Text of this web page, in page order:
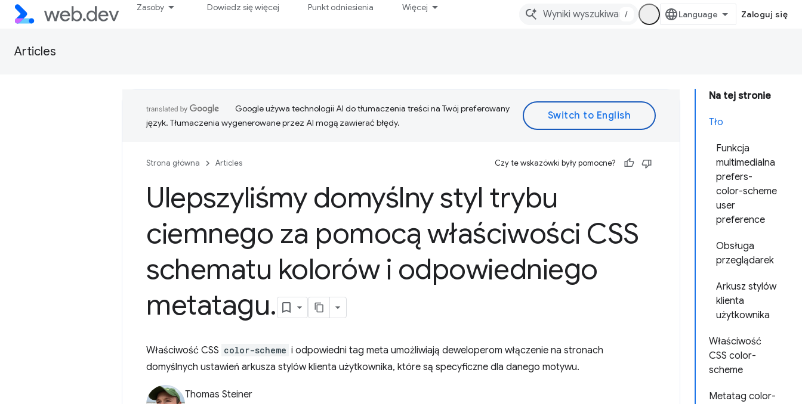
Zasoby Dowiedz się więcej Punkt odniesienia Więcej
/ Zaloguj się
Articles
Na tej stronie
Tło
Funkcja
multimedialna
prefers-
color-scheme
user
preference
Obsługa
przeglądarek
Arkusz stylów
klienta
użytkownika
Właściwość
CSS color-
scheme
Metatag color-
Google używa technologii AI do tłumaczenia treści na Twój preferowany
język. Tłumaczenia wygenerowane przez AI mogą zawierać błędy.
Strona główna Articles Czy te wskazówki były pomocne?
Ulepszyliśmy domyślny styl trybu
ciemnego za pomocą właściwości CSS
schematu kolorów i odpowiedniego
metatagu.
Właściwość CSS color-scheme i odpowiedni tag meta umożliwiają deweloperom włączenie na stronach
domyślnych ustawień arkusza stylów klienta użytkownika, które są specyficzne dla danego motywu.
Thomas Steiner